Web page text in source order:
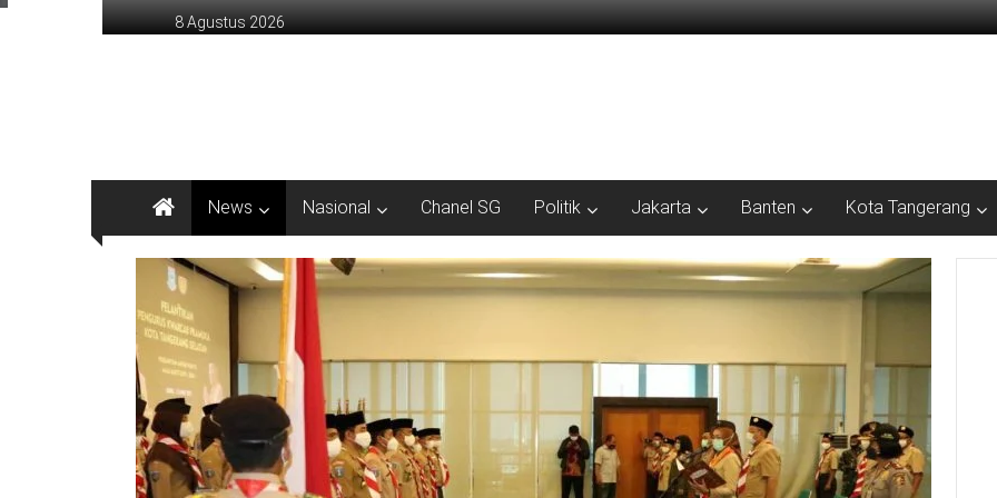
ke
8 Agustus 2026
News Nasional Chanel SG Politik Jakarta Banten Kota Tangerang